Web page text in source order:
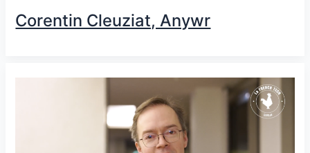
Corentin Cleuziat, Anywr